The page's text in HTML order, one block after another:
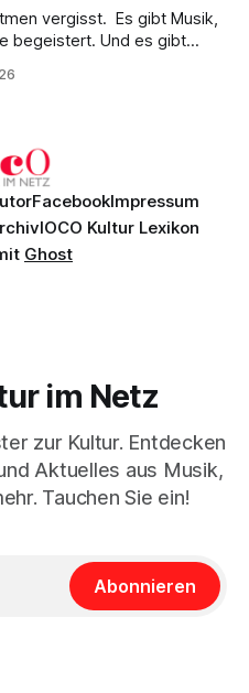
Es gibt Musik,
begeistert. Und es gibt
Wiesbaden, an dem
FacebookImpressum
IOCO Kultur Lexikon
Ghost
im Netz
zur Kultur. Entdecken
Aktuelles aus Musik,
Tauchen Sie ein!
Abonnieren